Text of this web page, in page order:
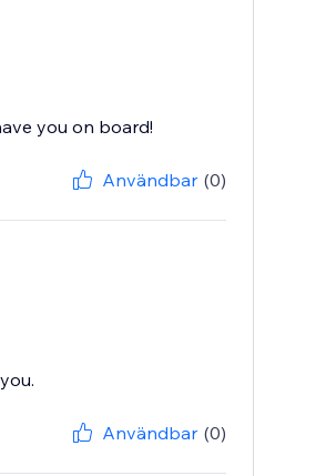
you on board!
Användbar (0)
Användbar (0)